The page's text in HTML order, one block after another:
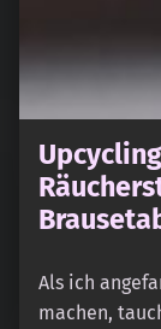
Als ich
machen,